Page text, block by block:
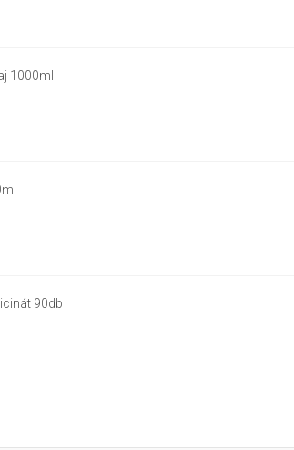
1000ml
90db